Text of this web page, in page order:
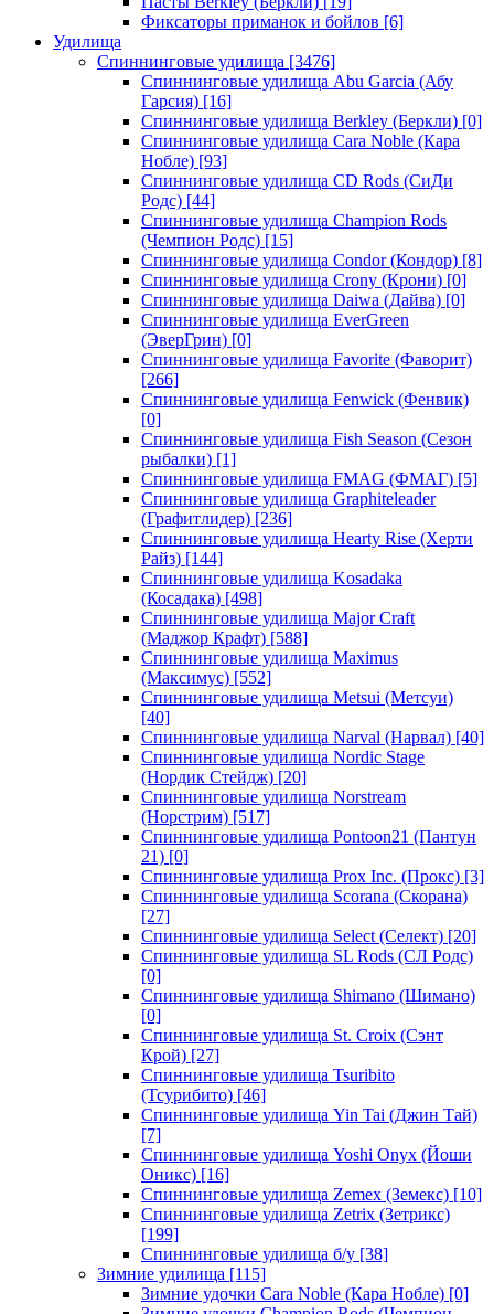
Фиксаторы приманок и бойлов [6]
Удилища
Спиннинговые удилища [3476]
Спиннинговые удилища Abu Garcia (Абу
Гарсия) [16]
Спиннинговые удилища Berkley (Беркли) [0]
Спиннинговые удилища Cara Noble (Кара
Нобле) [93]
Спиннинговые удилища CD Rods (СиДи
Родс) [44]
Спиннинговые удилища Champion Rods
(Чемпион Родс) [15]
Спиннинговые удилища Condor (Кондор) [8]
Спиннинговые удилища Crony (Крони) [0]
Спиннинговые удилища Daiwa (Дайва) [0]
Спиннинговые удилища EverGreen
(ЭверГрин) [0]
Спиннинговые удилища Favorite (Фаворит)
[266]
Спиннинговые удилища Fenwick (Фенвик)
[0]
Спиннинговые удилища Fish Season (Сезон
рыбалки) [1]
Спиннинговые удилища FMAG (ФМАГ) [5]
Спиннинговые удилища Graphiteleader
(Графитлидер) [236]
Спиннинговые удилища Hearty Rise (Херти
Райз) [144]
Спиннинговые удилища Kosadaka
(Косадака) [498]
Спиннинговые удилища Major Craft
(Маджор Крафт) [588]
Спиннинговые удилища Maximus
(Максимус) [552]
Спиннинговые удилища Metsui (Метсуи)
[40]
Спиннинговые удилища Narval (Нарвал) [40]
Спиннинговые удилища Nordic Stage
(Нордик Стейдж) [20]
Спиннинговые удилища Norstream
(Норстрим) [517]
Спиннинговые удилища Pontoon21 (Пантун
21) [0]
Спиннинговые удилища Prox Inc. (Прокс) [3]
Спиннинговые удилища Scorana (Скорана)
[27]
Спиннинговые удилища Select (Селект) [20]
Спиннинговые удилища SL Rods (СЛ Родс)
[0]
Спиннинговые удилища Shimano (Шимано)
[0]
Спиннинговые удилища St. Croix (Сэнт
Крой) [27]
Спиннинговые удилища Tsuribito
(Тсурибито) [46]
Спиннинговые удилища Yin Tai (Джин Тай)
[7]
Спиннинговые удилища Yoshi Onyx (Йоши
Оникс) [16]
Спиннинговые удилища Zemex (Земекс) [10]
Спиннинговые удилища Zetrix (Зетрикс)
[199]
Спиннинговые удилища б/у [38]
Зимние удилища [115]
Зимние удочки Cara Noble (Кара Нобле) [0]